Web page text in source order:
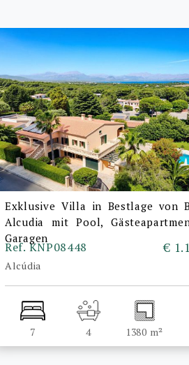
Exklusive Villa in Bestlage von
Alcudia mit Pool,
Garagen
Ref. KNP08448
Alcúdia
€
7 4 1380 m²